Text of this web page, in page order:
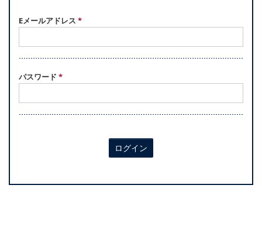
Eメールアドレス *
パスワード *
ログイン